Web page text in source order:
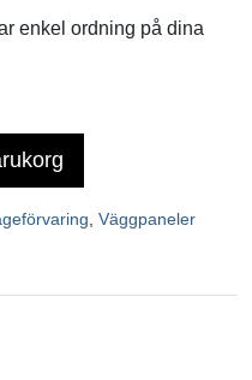
enkel ordning på dina
Väggpaneler